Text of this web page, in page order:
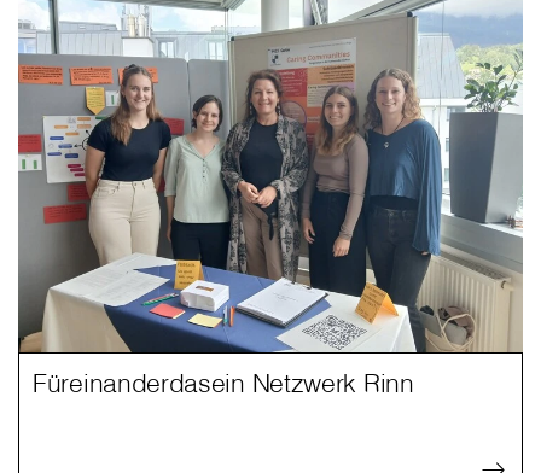
Füreinanderdasein Netzwerk Rinn